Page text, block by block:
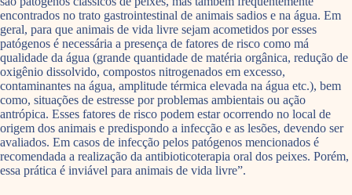
encontrados no trato gastrointestinal de animais sadios e na água. Em
geral, para que animais de vida livre sejam acometidos por esses
patógenos é necessária a presença de fatores de risco como má
qualidade da água (grande quantidade de matéria orgânica, redução de
oxigênio dissolvido, compostos nitrogenados em excesso,
contaminantes na água, amplitude térmica elevada na água etc.), bem
como, situações de estresse por problemas ambientais ou ação
antrópica. Esses fatores de risco podem estar ocorrendo no local de
origem dos animais e predispondo a infecção e as lesões, devendo ser
avaliados. Em casos de infecção pelos patógenos mencionados é
recomendada a realização da antibioticoterapia oral dos peixes. Porém,
essa prática é inviável para animais de vida livre”.